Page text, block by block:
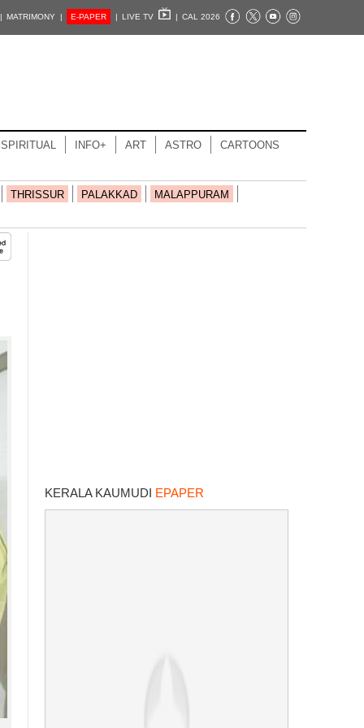
MATRIMONY | E-PAPER | LIVE TV | CAL 2026
SPIRITUAL INFO+ ART ASTRO CARTOONS
THRISSUR PALAKKAD MALAPPURAM
KERALA KAUMUDI EPAPER